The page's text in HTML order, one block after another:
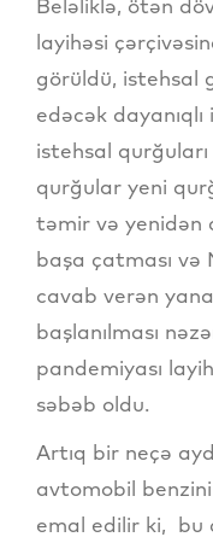
Beləliklə, ötən
layihəsi
görüldü, istehsal
edəcək
istehsal
qurğular yeni
təmir və yenidən
başa çatması və
cavab verən
başlanılması
pandemiyası
səbəb oldu.
Artıq bir neçə
avtomobil
emal edilir ki, bu